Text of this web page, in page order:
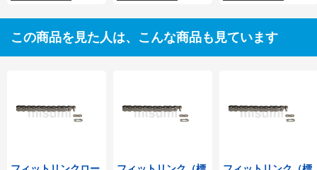
この商品を見た人は、こんな商品も見ています